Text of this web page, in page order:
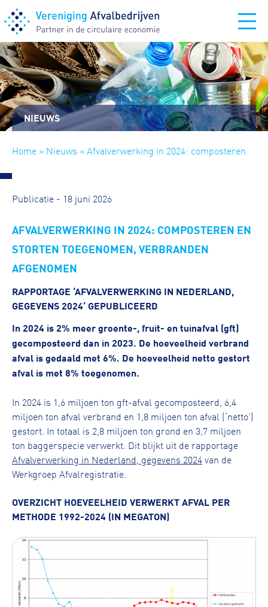
NIEUWS
Home » Nieuws » Afvalverwerking in 2024: composteren
Publicatie - 18 juni 2026
AFVALVERWERKING IN 2024: COMPOSTEREN EN
STORTEN TOEGENOMEN, VERBRANDEN
AFGENOMEN
RAPPORTAGE ‘AFVALVERWERKING IN NEDERLAND,
GEGEVENS 2024’ GEPUBLICEERD
In 2024 is 2% meer groente-, fruit- en tuinafval (gft)
gecomposteerd dan in 2023. De hoeveelheid verbrand
afval is gedaald met 6%. De hoeveelheid netto gestort
afval is met 8% toegenomen.
In 2024 is 1,6 miljoen ton gft-afval gecomposteerd, 6,4
miljoen ton afval verbrand en 1,8 miljoen ton afval (‘netto’)
gestort. In totaal is 2,8 miljoen ton grond en 3,7 miljoen
ton baggerspecie verwerkt. Dit blijkt uit de rapportage
Afvalverwerking in Nederland, gegevens 2024van de
Werkgroep Afvalregistratie.
OVERZICHT HOEVEELHEID VERWERKT AFVAL PER
METHODE 1992-2024 (IN MEGATON)